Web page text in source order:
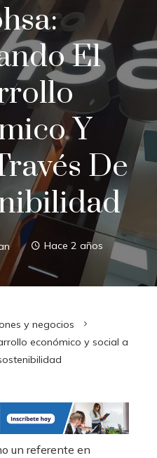
El
Y
De
Hace 2 años
y negocios
económico y social a
un referente en